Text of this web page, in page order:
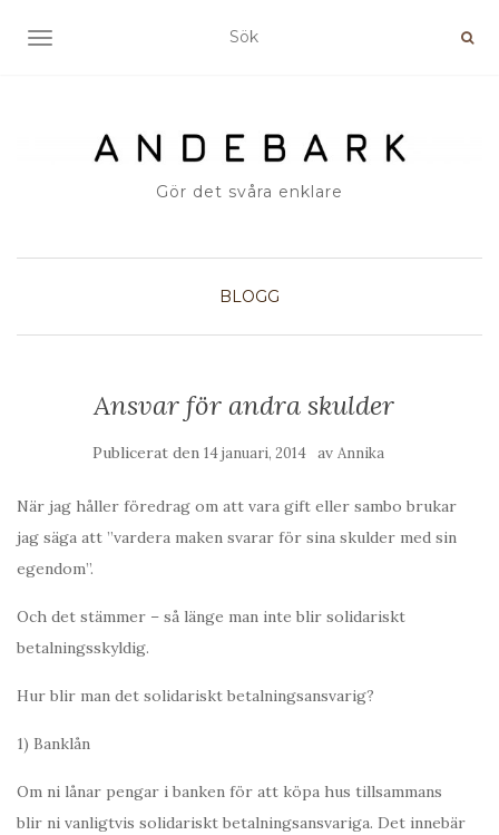
SLÅ PÅ/AV NAVIGERING
Gör det svåra enklare
BLOGG
Ansvar för andra skulder
Publicerat den 14 januari, 2014 av Annika
När jag håller föredrag om att vara gift eller sambo brukar
jag säga att ”vardera maken svarar för sina skulder med sin
egendom”.
Och det stämmer – så länge man inte blir solidariskt
betalningsskyldig.
Hur blir man det solidariskt betalningsansvarig?
1) Banklån
Om ni lånar pengar i banken för att köpa hus tillsammans
blir ni vanligtvis solidariskt betalningsansvariga. Det innebär